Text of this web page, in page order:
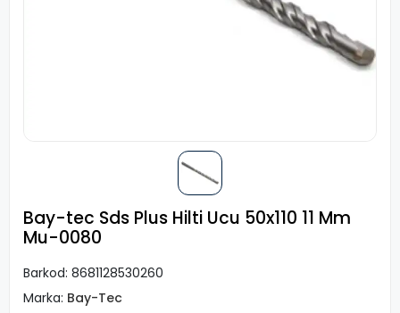
Bay-tec Sds Plus Hilti Ucu 50x110 11 Mm
Mu-0080
Barkod: 8681128530260
Marka: Bay-Tec